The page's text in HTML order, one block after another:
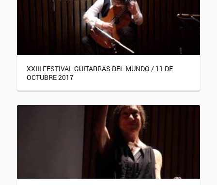
XXIII FESTIVAL GUITARRAS DEL MUNDO / 11 DE
OCTUBRE 2017